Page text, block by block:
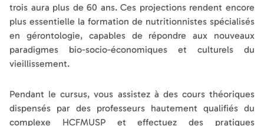
trois aura plus de 60 ans. Ces projections rendent encore
plus essentielle la formation de nutritionnistes spécialisés
en gérontologie, capables de répondre aux nouveaux
paradigmes bio-socio-économiques et culturels du
vieillissement.
Pendant le cursus, vous assistez à des cours théoriques
dispensés par des professeurs hautement qualifiés du
complexe HCFMUSP et effectuez des pratiques